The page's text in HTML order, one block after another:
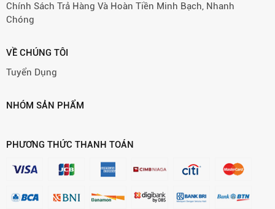
Chính Sách Trả Hàng Và Hoàn Tiền Minh Bạch, Nhanh
Chóng
VỀ CHÚNG TÔI
Tuyển Dụng
NHÓM SẢN PHẨM
PHƯƠNG THỨC THANH TOÁN